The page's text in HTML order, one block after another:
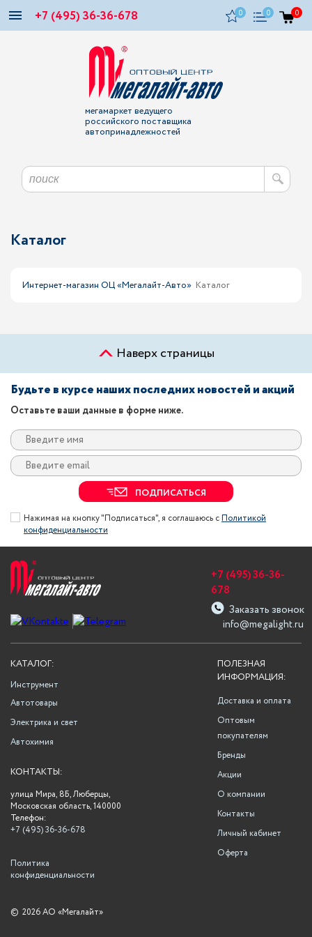
+7 (495) 36-36-678 0 0 0
мегамаркет ведущего
российского поставщика
автопринадлежностей
Каталог
Интернет-магазин ОЦ «Мегалайт-Авто» Каталог
Наверх страницы
Будьте в курсе наших последних новостей и акций
Оставьте ваши данные в форме ниже.
ПОДПИСАТЬСЯ
Нажимая на кнопку "Подписаться", я соглашаюсь сПолитикой
конфиденциальности
info@megalight.ru
+7 (495) 36-36-
678
Заказать звонок
ПОЛЕЗНАЯ
ИНФОРМАЦИЯ:
Доставка и оплата
Оптовым
покупателям
Бренды
Акции
О компании
Контакты
Личный кабинет
Оферта
КАТАЛОГ:
Инструмент
Автотовары
Электрика и свет
Автохимия
КОНТАКТЫ:
улица Мира, 8Б, Люберцы,
Московская область, 140000
Телефон:
+7 (495) 36-36-678
Политика
конфиденциальности
© 2026 АО «Мегалайт»